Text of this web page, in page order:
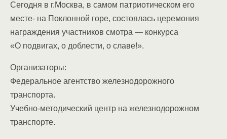
Сегодня в г.Москва, в самом патриотическом его
месте- на Поклонной горе, состоялась церемония
награждения участников смотра — конкурса
«О подвигах, о доблести, о славе!».
Организаторы:
Федеральное агентство железнодорожного
транспорта.
Учебно-методический центр на железнодорожном
транспорте.